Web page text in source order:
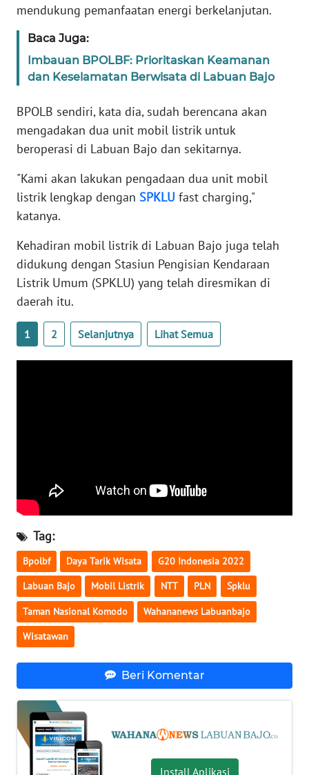
mendukung pemanfaatan energi berkelanjutan.
Baca Juga:
Imbauan BPOLBF: Prioritaskan Keamanan
dan Keselamatan Berwisata di Labuan Bajo
BPOLB sendiri, kata dia, sudah berencana akan
mengadakan dua unit mobil listrik untuk
beroperasi di Labuan Bajo dan sekitarnya.
"Kami akan lakukan pengadaan dua unit mobil
listrik lengkap dengan SPKLU fast charging,"
katanya.
Kehadiran mobil listrik di Labuan Bajo juga telah
didukung dengan Stasiun Pengisian Kendaraan
Listrik Umum (SPKLU) yang telah diresmikan di
daerah itu.
1 2 Selanjutnya Lihat Semua
Tag:
Bpolbf Daya Tarik Wisata G20 Indonesia 2022
Labuan Bajo Mobil Listrik NTT PLN Spklu
Taman Nasional Komodo Wahananews Labuanbajo
Wisatawan
Beri Komentar
Install Aplikasi
KEPRI
WN
WN
PAPUA
WN
RIAU
WN
SERAMBI
WN
WN
WN
SULBAR
WN
BABEL
SUMBAR
WN
BENGKULU
WN